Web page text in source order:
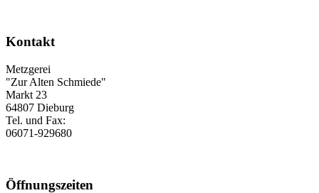
Kontakt
Metzgerei
"Zur Alten Schmiede"
Markt 23
64807 Dieburg
Tel. und Fax:
06071-929680
Öffnungszeiten